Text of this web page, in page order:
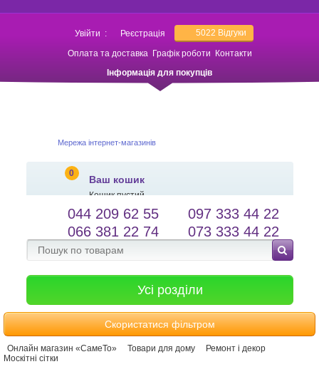
Увійти : Реєстрація 5022 Відгуки
Оплата та доставка Графік роботи
Контакти
Інформація для покупців
Мережа інтернет-магазинів
0
Ваш кошик
Кошик пустий
salessameto@gmail.com
Зворотній зв'язок
Мова сайту
044 209 62 55
097 333 44 22
066 381 22 74
073 333 44 22
Усі розділи
Скористатися фільтром
Онлайн магазин «СамеТо» Товари для дому
Ремонт і декор
Москітні сітки